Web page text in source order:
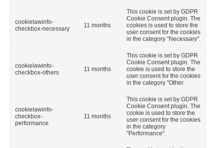
cookielawinfo-
checkbox-necessary
11 months
This cookie is set by GDPR
Cookie Consent plugin. The
cookies is used to store the
user consent for the cookies
in the category "Necessary".
cookielawinfo-
checkbox-others
11 months
This cookie is set by GDPR
Cookie Consent plugin. The
cookie is used to store the
user consent for the cookies
in the category "Other.
cookielawinfo-
checkbox-
performance
11 months
This cookie is set by GDPR
Cookie Consent plugin. The
cookie is used to store the
user consent for the cookies
in the category
"Performance".